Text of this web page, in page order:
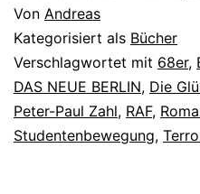
Von Andreas
Kategorisiert als Bücher
Verschlagwortet mit 68er,
DAS NEUE BERLIN, Die
Peter-Paul Zahl, RAF,
Studentenbewegung,